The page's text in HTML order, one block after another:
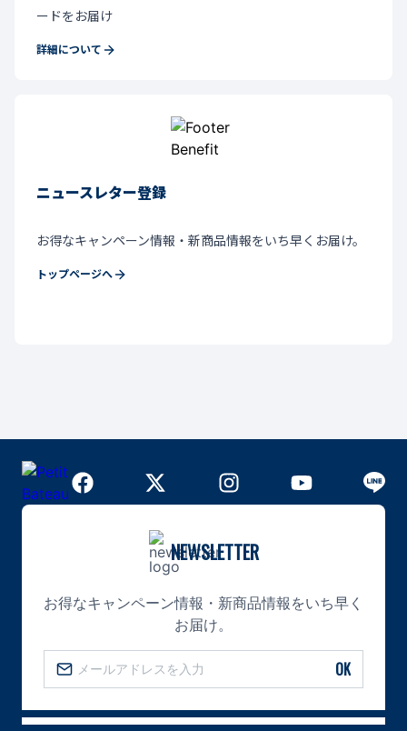
ードをお届け
詳細について
ニュースレター登録
お得なキャンペーン情報・新商品情報をいち早くお届け。
トップページへ
NEWSLETTER
お得なキャンペーン情報・新商品情報をいち早く
お届け。
OK